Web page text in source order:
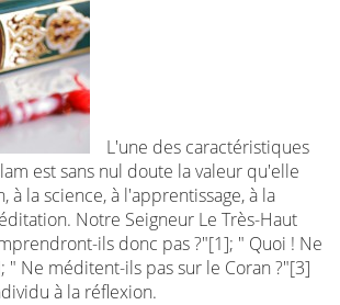
L'une des caractéristiques
est sans nul doute la valeur qu'elle
à la science, à l'apprentissage, à la
Notre Seigneur Le Très-Haut
ils donc pas ?"[1]; " Quoi ! Ne
" Ne méditent-ils pas sur le Coran ?"[3]
à la réflexion.